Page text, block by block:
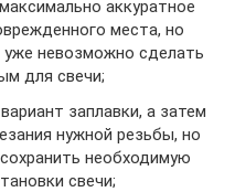
аккуратное
места, но
невозможно сделать
для свечи;
заплавки, а затем
нужной резьбы, но
необходимую
свечи;